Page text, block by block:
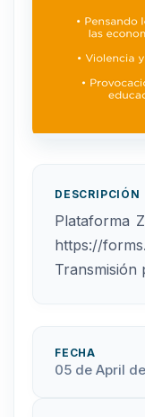
DESCRIPCIÓN
Plataforma
https://
Transmisión
FECHA
05 de April